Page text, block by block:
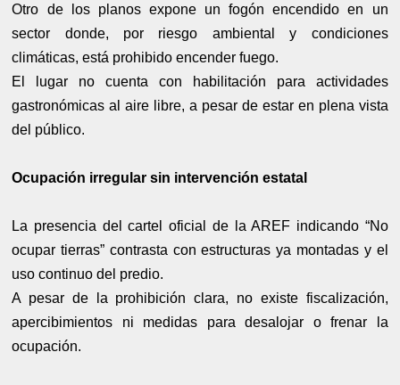
Otro de los planos expone un fogón encendido en un
sector donde, por riesgo ambiental y condiciones
climáticas, está prohibido encender fuego.
El lugar no cuenta con habilitación para actividades
gastronómicas al aire libre, a pesar de estar en plena vista
del público.
Ocupación irregular sin intervención estatal
La presencia del cartel oficial de la AREF indicando “No
ocupar tierras” contrasta con estructuras ya montadas y el
uso continuo del predio.
A pesar de la prohibición clara, no existe fiscalización,
apercibimientos ni medidas para desalojar o frenar la
ocupación.